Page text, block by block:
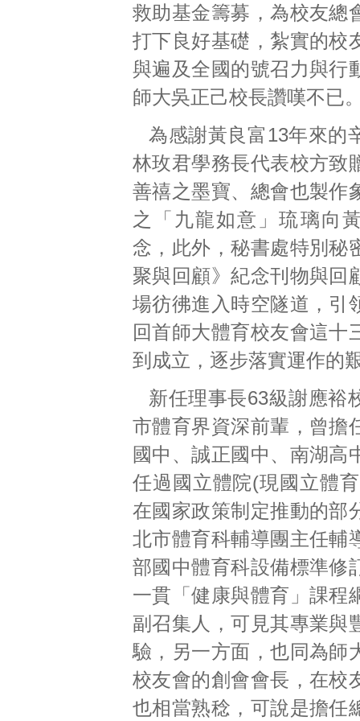
救助基金籌募，為校友總
打下良好基礎，紮實的校
與遍及全國的號召力與行
師大吳正己校長讚嘆不已
為感謝黃良富13年來的
林玫君學務長代表校方致
善禧之墨寶、總會也製作
之「九龍如意」琉璃向
念，此外，秘書處特別秘
聚與回顧》紀念刊物與回
場彷彿進入時空隧道，引
回首師大體育校友會這十
到成立，逐步落實運作的
新任理事長63級謝應裕
市體育界資深前輩，曾擔
國中、誠正國中、南湖高
任過國立體院(現國立體
在國家政策制定推動的部
北市體育科輔導團主任輔
部國中體育科設備標準修
一貫「健康與體育」課程
副召集人，可見其專業與
驗，另一方面，也同為師
校友會的創會會長，在校
也相當熟稔，可說是擔任